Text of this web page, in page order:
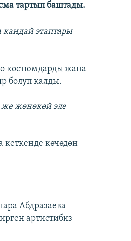
тартып баштады.
этаптары
костюмдарды жана
болуп калды.
же жөнөкөй эле
кеткенде көчөдөн
Абдразаева
артистибиз